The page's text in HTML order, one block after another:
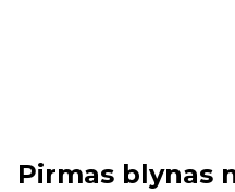
Pirmas blynas